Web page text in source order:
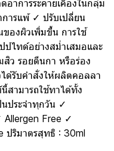
าการระคายเคืองในกลุ่ม
ารแพ้ ✓ ปรับเปลี่ยน
องผิวเพิ่มขึ้น การใช้
ไทด์อย่างสม่ำเสมอและ
สิว รอยตีนกา หรือร่อง
ด้รับคำสั่งให้ผลิตคอลลา
สามารถใช้ทาได้ทั้ง
นประจำทุกวัน ✓
Free ✓
ปริมาตรสุทธิ : 30ml